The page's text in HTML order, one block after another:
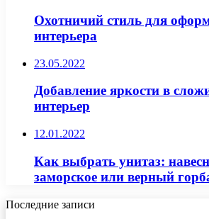
Охотничий стиль для
интерьера
23.05.2022
Добавление яркости в
интерьер
12.01.2022
Как выбрать унитаз:
заморское или верный
Последние записи